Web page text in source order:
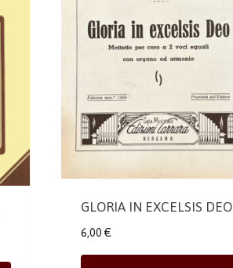
GLORIA IN EXCELSIS DEO
6,00 €